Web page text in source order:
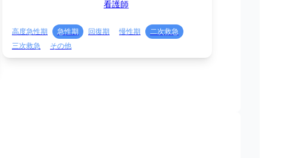
看護師
高度急性期 急性期 回復期 慢性期
二次救急
三次救急
その他